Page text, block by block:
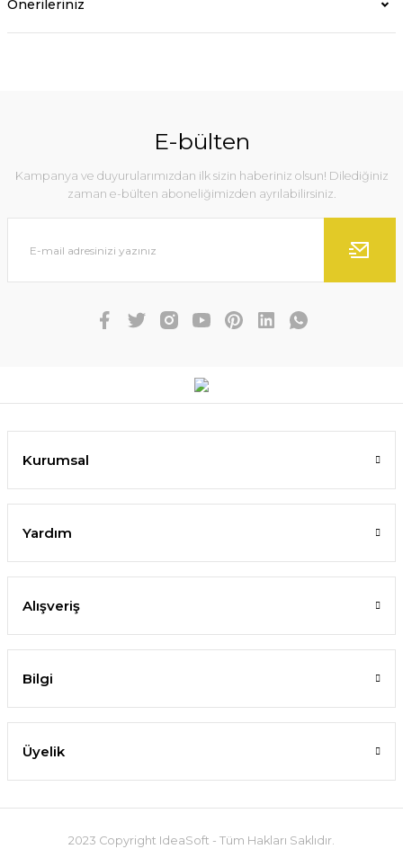
Önerileriniz
E-bülten
Kampanya ve duyurularımızdan ilk sizin haberiniz olsun! Dilediğiniz
zaman e-bülten aboneliğimizden ayrılabilirsiniz.
Kurumsal
Yardım
Alışveriş
Bilgi
Üyelik
2023 Copyright IdeaSoft - Tüm Hakları Saklıdır.